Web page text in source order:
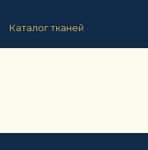
Каталог тканей